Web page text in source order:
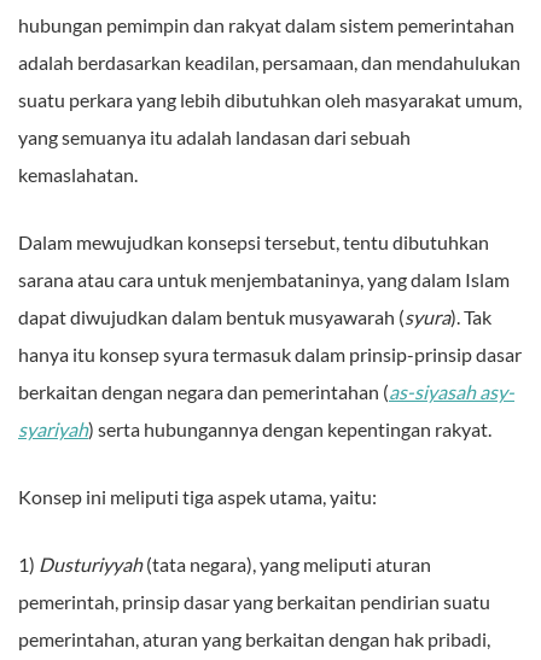
hubungan pemimpin dan rakyat dalam sistem pemerintahan
adalah berdasarkan keadilan, persamaan, dan mendahulukan
suatu perkara yang lebih dibutuhkan oleh masyarakat umum,
yang semuanya itu adalah landasan dari sebuah
kemaslahatan.
Dalam mewujudkan konsepsi tersebut, tentu dibutuhkan
sarana atau cara untuk menjembataninya, yang dalam Islam
dapat diwujudkan dalam bentuk musyawarah (syura). Tak
hanya itu konsep syura termasuk dalam prinsip-prinsip dasar
berkaitan dengan negara dan pemerintahan (as-siyasah asy-
syariyah) serta hubungannya dengan kepentingan rakyat.
Konsep ini meliputi tiga aspek utama, yaitu:
1) Dusturiyyah(tata negara), yang meliputi aturan
pemerintah, prinsip dasar yang berkaitan pendirian suatu
pemerintahan, aturan yang berkaitan dengan hak pribadi,